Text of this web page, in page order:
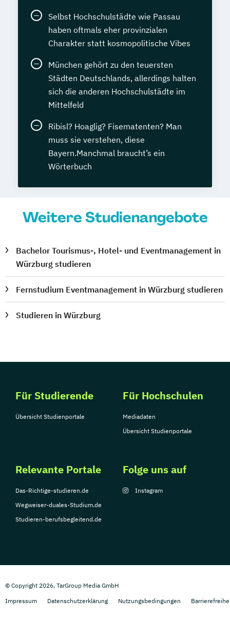
Selbst Hochschulstädte wie Passau
haben oftmals eher provinzialen
Charakter statt kosmopolitische Vibes
München gehört zu den teuersten
Städten Deutschlands, allerdings halten
sich die anderen Hochschulstädte im
Mittelfeld
Ribisl? Hoaglig? Fisematenten? Man
muss sie verstehen, diese
Bayern.Manchmal braucht’s ein
Wörterbuch
Weitere Studienangebote
Bachelor Tourismus-, Hotel- und Eventmanagement in
Würzburg studieren
Fernstudium Eventmanagement in Würzburg studieren
Studieren in Würzburg
Für Studierende
Übersicht Studienportale
Für Hochschulen
Mediadaten
Übersicht Studienportale
Relevante Portale
Das-Richtige-studieren.de
Wegweiser-duales-Studium.de
Studieren-berufsbegleitend.de
Folge uns auf
Instagram
© Copyright 2026, TarGroup Media GmbH
Impressum
Datenschutzerklärung Nutzungsbedingungen